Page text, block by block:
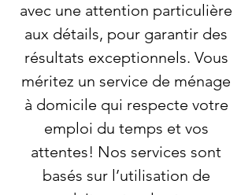
avec une attention particulière
aux détails, pour garantir des
résultats exceptionnels. Vous
méritez un service de ménage
à domicile qui respecte votre
emploi du temps et vos
attentes! Nos services sont
basés sur l’utilisation de